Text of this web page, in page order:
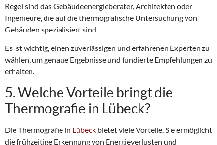
Regel sind das Gebäudeenergieberater, Architekten oder
Ingenieure, die auf die thermografische Untersuchung von
Gebäuden spezialisiert sind.
Es ist wichtig, einen zuverlässigen und erfahrenen Experten zu
wählen, um genaue Ergebnisse und fundierte Empfehlungen zu
erhalten.
5. Welche Vorteile bringt die
Thermografie in Lübeck?
Die Thermografie in Lübeck bietet viele Vorteile. Sie ermöglicht
die frühzeitige Erkennung von Energieverlusten und